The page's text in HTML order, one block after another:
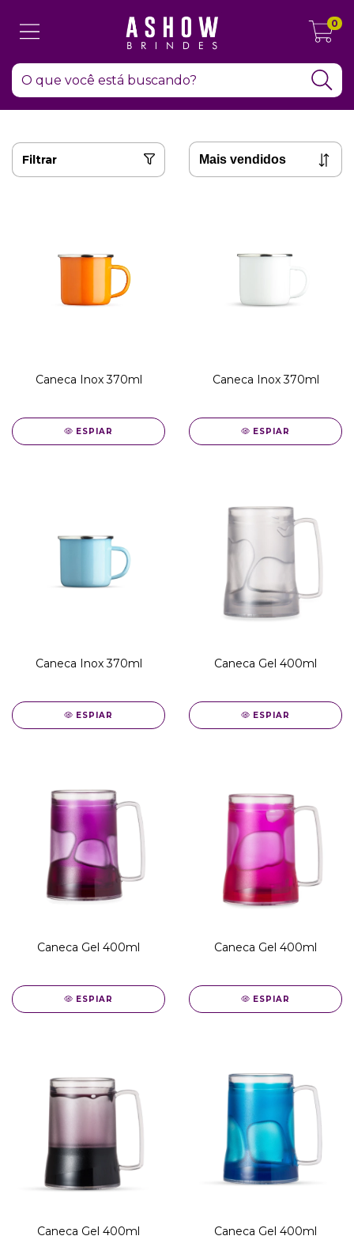
0
Filtrar
Caneca Inox 370ml
ESPIAR
Caneca Inox 370ml
ESPIAR
Caneca Inox 370ml
ESPIAR
Caneca Gel 400ml
ESPIAR
Caneca Gel 400ml
ESPIAR
Caneca Gel 400ml
ESPIAR
Caneca Gel 400ml Caneca Gel 400ml